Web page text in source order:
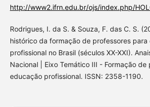
http://www2.ifrn.edu.br/ojs/index.php/
Rodrigues, I. da S. & Souza, F. das C. S.
histórico da formação de professores para
profissional no Brasil (séculos XX-XXI).
Nacional | Eixo Temático III - Formação de
educação profissional. ISSN: 2358-1190.